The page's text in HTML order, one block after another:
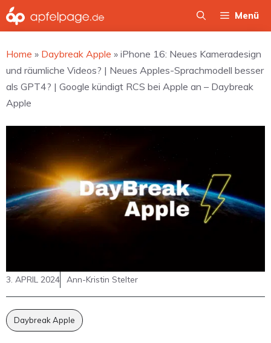
Zum
Inhalt
Menü
Home » Daybreak Apple » iPhone 16: Neues Kameradesign
und räumliche Videos? | Neues Apples-Sprachmodell besser
als GPT4? | Google kündigt RCS bei Apple an – Daybreak
Apple
3. APRIL 2024 Ann-Kristin Stelter
Daybreak Apple